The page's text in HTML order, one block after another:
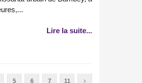
Lire la suite...
5 6 7 11